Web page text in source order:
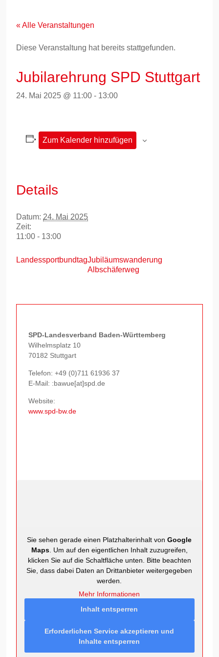
springen« Alle Veranstaltungen
Diese Veranstaltung hat bereits stattgefunden.
Jubilarehrung SPD Stuttgart
24. Mai 2025 @ 11:00 - 13:00
Zum Kalender hinzufügen
Details
Datum: 24. Mai 2025
Zeit:
11:00 - 13:00
LandessportbundtagJubiläumswanderung
Albschäferweg
SPD-Landesverband Baden-Württemberg
Wilhelmsplatz 10
70182 Stuttgart
Telefon:+49 (0)711 61936 37
E-Mail: :bawue[at]spd.de
Website:
www.spd-bw.de
Sie sehen gerade einen Platzhalterinhalt vonGoogle
Maps. Um auf den eigentlichen Inhalt zuzugreifen,
klicken Sie auf die Schaltfläche unten. Bitte beachten
Sie, dass dabei Daten an Drittanbieter weitergegeben
werden.
Mehr Informationen
Inhalt entsperren
Erforderlichen Service akzeptieren und
Inhalte entsperren